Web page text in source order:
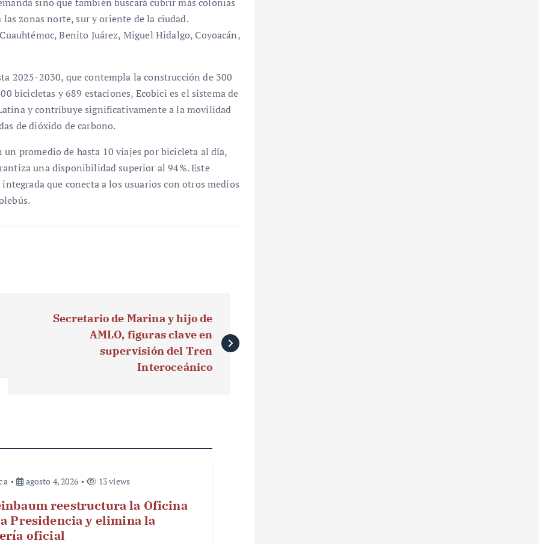
zonas norte, sur y oriente de la ciudad.
Benito Juárez, Miguel Hidalgo, Coyoacán,
2025-2030, que contempla la construcción de 300
bicicletas y 689 estaciones, Ecobici es el sistema de
y contribuye significativamente a la movilidad
de dióxido de carbono.
promedio de hasta 10 viajes por bicicleta al día,
una disponibilidad superior al 94%. Este
que conecta a los usuarios con otros medios
Secretario de Marina y hijo de
AMLO, figuras clave en
supervisión del Tren
Interoceánico
agosto 4, 2026 13 views
reestructura la Oficina
Presidencia y elimina la
oficial